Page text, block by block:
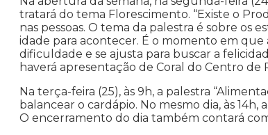
tratará do tema Florescimento. “Existe o
nas pessoas. O tema da palestra é sobre os
idade para acontecer. É o momento em que
dificuldade e se ajusta para buscar a
haverá apresentação de Coral do Centro de
Na terça-feira (25), às 9h, a palestra
balancear o cardápio. No mesmo dia, às
O encerramento do dia também contará